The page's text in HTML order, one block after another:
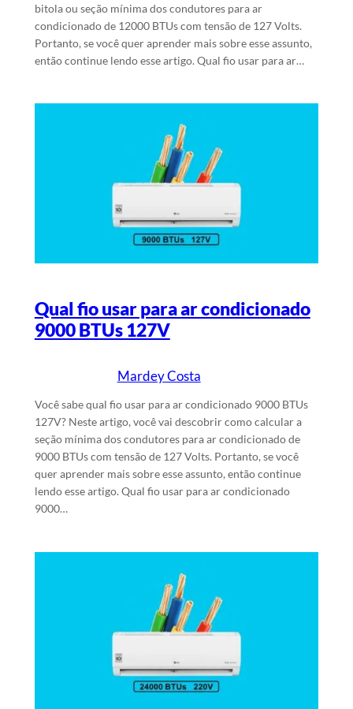
bitola ou seção mínima dos condutores para ar
condicionado de 12000 BTUs com tensão de 127 Volts.
Portanto, se você quer aprender mais sobre esse assunto,
então continue lendo esse artigo. Qual fio usar para ar…
Qual fio usar para ar condicionado
9000 BTUs 127V
Mardey Costa
Você sabe qual fio usar para ar condicionado 9000 BTUs
127V? Neste artigo, você vai descobrir como calcular a
seção mínima dos condutores para ar condicionado de
9000 BTUs com tensão de 127 Volts. Portanto, se você
quer aprender mais sobre esse assunto, então continue
lendo esse artigo. Qual fio usar para ar condicionado
9000…